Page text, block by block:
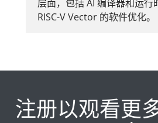
层面，包括 AI 编译器和运行
RISC-V Vector 的软件优化。
注册以观看更